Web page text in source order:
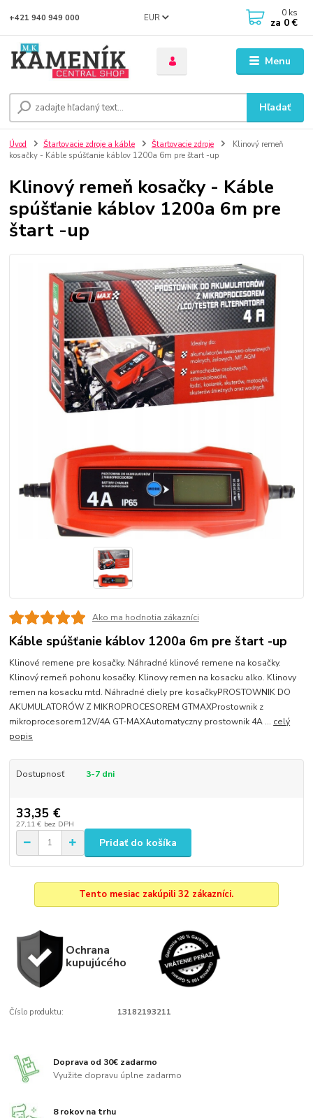
Menu
EUR
Hľadať
+421 940 949 000 0 ks
za 0 €
Úvod Štartovacie zdroje a káble Štartovacie zdroje
Klinový remeň
kosačky - Káble spúšťanie káblov 1200a 6m pre štart -up
Klinový remeň kosačky - Káble
spúšťanie káblov 1200a 6m pre
štart -up
Ako ma hodnotia zákazníci
Káble spúšťanie káblov 1200a 6m pre štart -up
Klinové remene pre kosačky. Náhradné klinové remene na kosačky.
Klinový remeň pohonu kosačky. Klinovy remen na kosacku alko. Klinovy
remen na kosacku mtd. Náhradné diely pre kosačkyPROSTOWNIK DO
AKUMULATORÓW Z MIKROPROCESOREM GTMAXProstownik z
mikroprocesorem12V/4A GT-MAXAutomatyczny prostownik 4A ... celý
popis
Dostupnosť 3-7 dni
33,35 €
27,11 € bez DPH
Pridať do košíka
Tento mesiac zakúpili 32 zákazníci.
Ochrana
kupujúcého
Číslo produktu: 13182193211
Doprava od 30€ zadarmo
Využite dopravu úplne zadarmo
8 rokov na trhu